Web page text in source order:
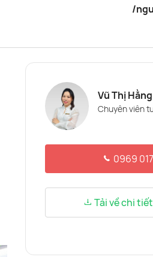
/
Vũ Thị Hằng
Chuyên viên
0969
Tải về chi